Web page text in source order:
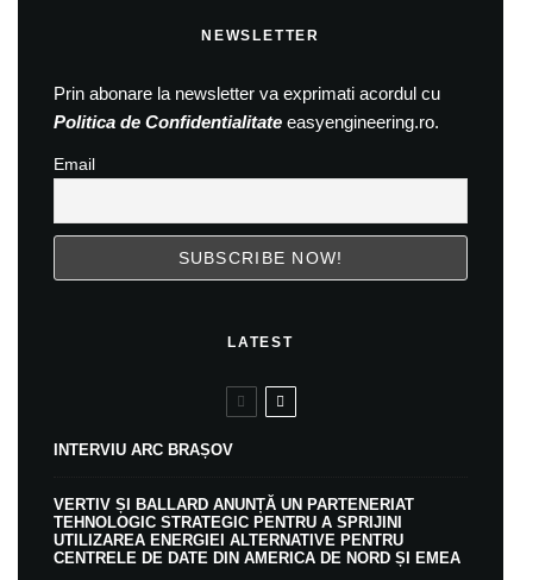
NEWSLETTER
Prin abonare la newsletter va exprimati acordul cu
Politica de Confidentialitate easyengineering.ro.
Email
LATEST
INTERVIU ARC BRAȘOV
VERTIV ȘI BALLARD ANUNȚĂ UN PARTENERIAT
TEHNOLOGIC STRATEGIC PENTRU A SPRIJINI
UTILIZAREA ENERGIEI ALTERNATIVE PENTRU
CENTRELE DE DATE DIN AMERICA DE NORD ȘI EMEA